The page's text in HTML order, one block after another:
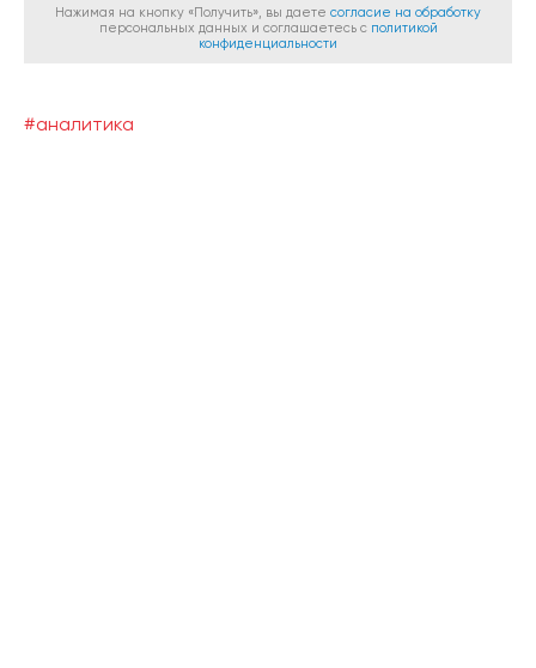
Нажимая на кнопку «Получить», вы даете согласие на обработку
персональных данных и соглашаетесь c политикой
конфиденциальности
#аналитика